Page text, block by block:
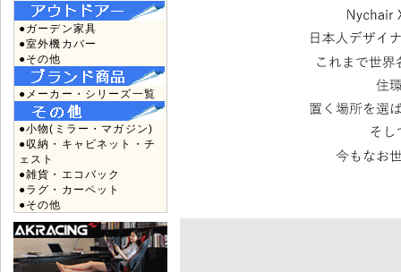
●ガーデン家具
●室外機カバー
●その他
●メーカー・シリーズ一覧
●小物(ミラー・マガジン)
●収納・キャビネット・チ
ェスト
●雑貨・エコバック
●ラグ・カーペット
●その他